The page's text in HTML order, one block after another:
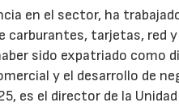
en el sector, ha
carburantes, tarjetas, red
sido expatriado como
y el desarrollo de
es el director de la